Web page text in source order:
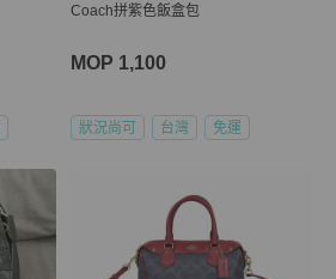
Coach拼紫色飯盒包
MOP 1,100
狀況尚可 台灣 免運